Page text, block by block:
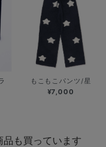
もこもこパンツ/星
¥7,000
も買っています